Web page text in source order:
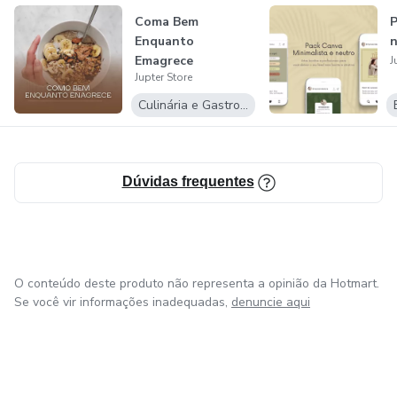
Coma Bem
Enquanto
Emagrece
Jupter Store
Culinária e Gastronomia
Dúvidas frequentes
O conteúdo deste produto não representa a opinião da Hotmart.
Se você vir informações inadequadas, denuncie aqui